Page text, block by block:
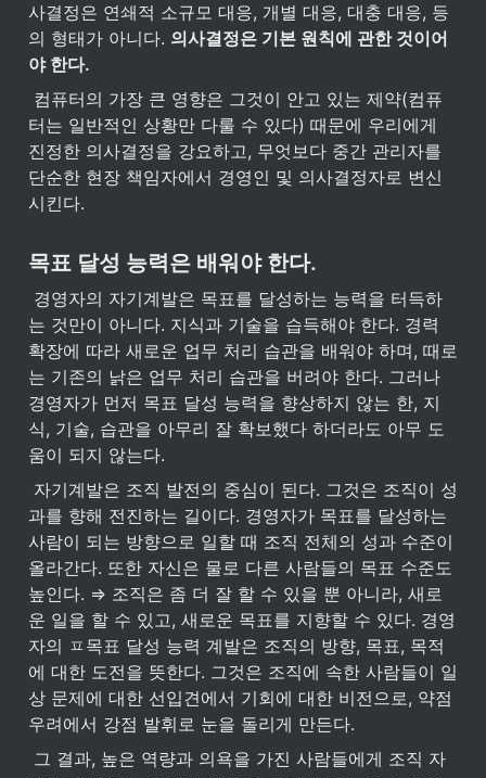
사결정은 연쇄적 소규모 대응, 개별 대응, 대충 대응, 등
의 형태가 아니다. 의사결정은 기본 원칙에 관한 것이어
야 한다.
터는 일반적인 상황만 다룰 수 있다) 때문에 우리에게
진정한 의사결정을 강요하고, 무엇보다 중간 관리자를
단순한 현장 책임자에서 경영인 및 의사결정자로 변신
시킨다.
목표 달성 능력은 배워야 한다.
는 것만이 아니다. 지식과 기술을 습득해야 한다. 경력
확장에 따라 새로운 업무 처리 습관을 배워야 하며, 때로
는 기존의 낡은 업무 처리 습관을 버려야 한다. 그러나
경영자가 먼저 목표 달성 능력을 향상하지 않는 한, 지
식, 기술, 습관을 아무리 잘 확보했다 하더라도 아무 도
움이 되지 않는다.
과를 향해 전진하는 길이다. 경영자가 목표를 달성하는
사람이 되는 방향으로 일할 때 조직 전체의 성과 수준이
올라간다. 또한 자신은 물로 다른 사람들의 목표 수준도
높인다. ⇒ 조직은 좀 더 잘 할 수 있을 뿐 아니라, 새로
운 일을 할 수 있고, 새로운 목표를 지향할 수 있다. 경영
자의 ㅍ목표 달성 능력 계발은 조직의 방향, 목표, 목적
에 대한 도전을 뜻한다. 그것은 조직에 속한 사람들이 일
상 문제에 대한 선입견에서 기회에 대한 비전으로, 약점
우려에서 강점 발휘로 눈을 돌리게 만든다.